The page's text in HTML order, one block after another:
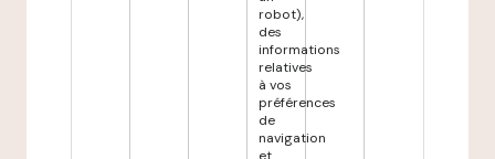
robot),
des
informations
relatives
à vos
préférences
de
navigation